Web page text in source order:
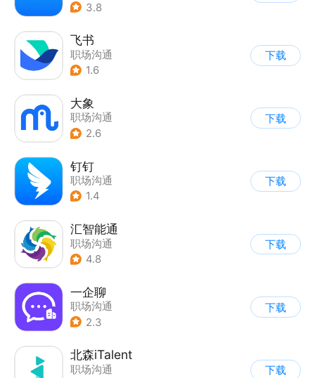
3.8
飞书
职场沟通
1.6
下载
大象
职场沟通
2.6
下载
钉钉
职场沟通
1.4
下载
汇智能通
职场沟通
4.8
下载
一企聊
职场沟通
2.3
下载
北森iTalent
职场沟通
下载